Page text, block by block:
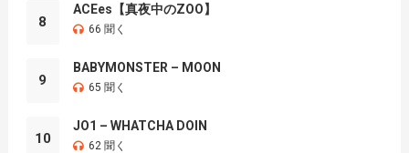
8
ACEes【真夜中のZOO】
66 聞く
9
BABYMONSTER – MOON
65 聞く
10
JO1 – WHATCHA DOIN
62 聞く